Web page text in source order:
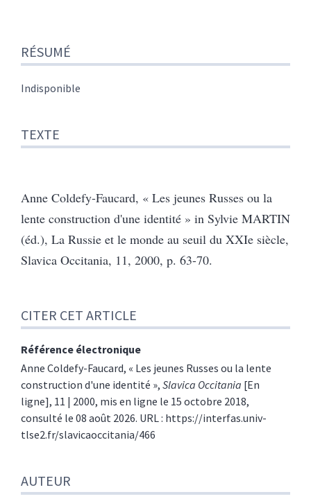
Texte
Citer cet article
Auteur
RÉSUMÉ
Indisponible
TEXTE
Anne Coldefy-Faucard, « Les jeunes Russes ou la
lente construction d'une identité » in Sylvie MARTIN
(éd.), La Russie et le monde au seuil du XXIe siècle,
Slavica Occitania, 11, 2000, p. 63-70.
CITER CET ARTICLE
Référence électronique
Anne Coldefy-Faucard, « Les jeunes Russes ou la lente
construction d'une identité », Slavica Occitania [En
ligne], 11 | 2000, mis en ligne le 15 octobre 2018,
consulté le 08 août 2026. URL : https://interfas.univ-
tlse2.fr/slavicaoccitania/466
AUTEUR